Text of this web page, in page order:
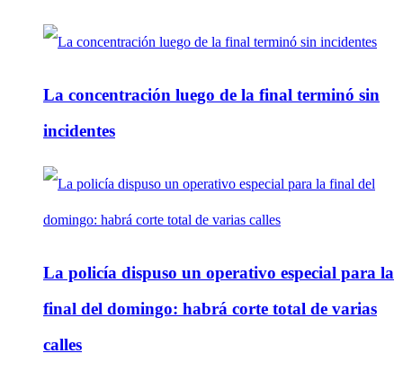
La concentración luego de la final terminó sin
incidentes
La policía dispuso un operativo especial para la
final del domingo: habrá corte total de varias
calles